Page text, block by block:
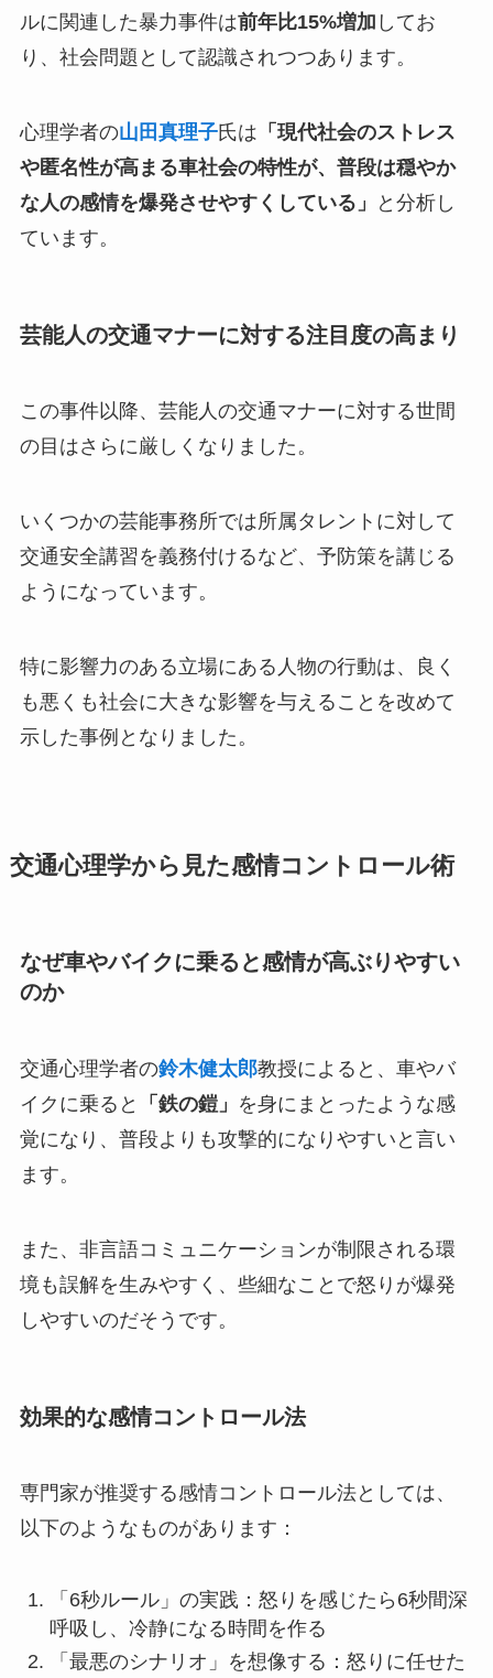
ルに関連した暴力事件は前年比15%増加 してお
り、社会問題として認識されつつあります。
心理学者の山田真理子氏は 「現代社会のストレス
や匿名性が高まる車社会の特性が、普段は穏やか
な人の感情を爆発させやすくしている」
と分析し
ています。
芸能人の交通マナーに対する注目度の高まり
この事件以降、芸能人の交通マナーに対する世間
の目はさらに厳しくなりました。
いくつかの芸能事務所では所属タレントに対して
交通安全講習を義務付けるなど、予防策を講じる
ようになっています。
特に影響力のある立場にある人物の行動は、良く
も悪くも社会に大きな影響を与えることを改めて
示した事例となりました。
交通心理学から見た感情コントロール術
なぜ車やバイクに乗ると感情が高ぶりやすい
のか
交通心理学者の鈴木健太郎教授によると、車やバ
イクに乗ると
「鉄の鎧」 を身にまとったような感
覚になり、普段よりも攻撃的になりやすいと言い
ます。
また、非言語コミュニケーションが制限される環
境も誤解を生みやすく、些細なことで怒りが爆発
しやすいのだそうです。
効果的な感情コントロール法
専門家が推奨する感情コントロール法としては、
以下のようなものがあります：
「6秒ルール」の実践：怒りを感じたら6秒間深
呼吸し、冷静になる時間を作る
「最悪のシナリオ」を想像する：怒りに任せた